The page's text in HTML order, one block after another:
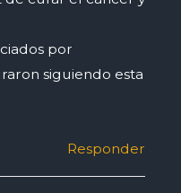
por
siguiendo esta
Responder